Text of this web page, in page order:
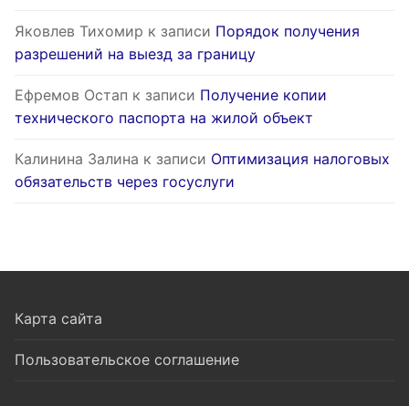
Яковлев Тихомир к записи Порядок получения
разрешений на выезд за границу
Ефремов Остап к записи Получение копии
технического паспорта на жилой объект
Калинина Залина к записи Оптимизация налоговых
обязательств через госуслуги
Карта сайта
Пользовательское соглашение